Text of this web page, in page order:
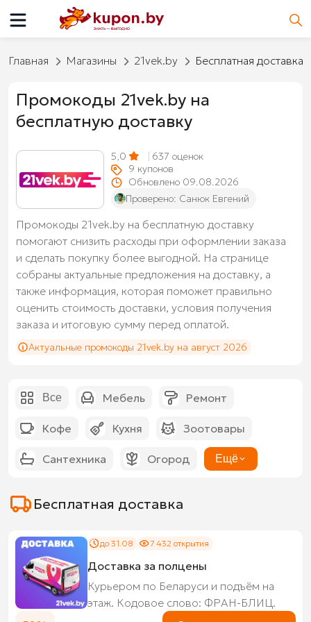
Главная Магазины 21vek.by Бесплатная доставка
Промокоды 21vek.by на
бесплатную доставку
5,0 637 оценок
9 купонов
Обновлено 09.08.2026
Проверено: Санюк Евгений
Промокоды 21vek.by на бесплатную доставку
помогают снизить расходы при оформлении заказа
и сделать покупку более выгодной. На странице
собраны актуальные предложения на доставку, а
также информация, которая поможет правильно
оценить стоимость доставки, условия получения
заказа и итоговую сумму перед оплатой.
Актуальные промокоды 21vek.by на август 2026
Все Мебель Ремонт
Кофе Кухня Зоотовары
Сантехника Огород Ещё
Бесплатная доставка
до 31.08 7 432 открытия
Доставка за полцены
Курьером по Беларуси и подъём на
этаж. Кодовое слово: ФРАН-БЛИЦ.